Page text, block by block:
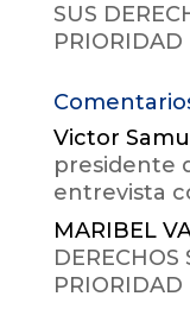
SUS
PRIORIDAD
Victor
presidente
entrevista
MARIBEL
DERECHOS
PRIORIDAD